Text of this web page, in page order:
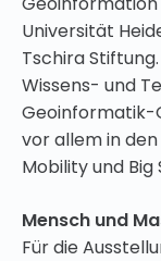
Universität
Tschira
Wissens- und
Geoinformatik-
vor allem in
Mobility und
Mensch und
Für die